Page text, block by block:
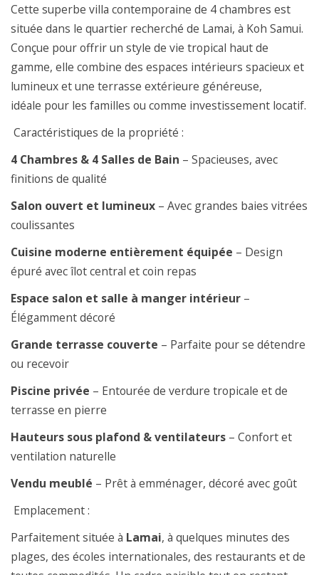
Cette superbe villa contemporaine de 4 chambres est
située dans le quartier recherché de Lamai, à Koh Samui.
Conçue pour offrir un style de vie tropical haut de
gamme, elle combine des espaces intérieurs spacieux et
lumineux et une terrasse extérieure généreuse,
idéale pour les familles ou comme investissement locatif.
Caractéristiques de la propriété :
4 Chambres & 4 Salles de Bain – Spacieuses, avec
finitions de qualité
Salon ouvert et lumineux – Avec grandes baies vitrées
coulissantes
Cuisine moderne entièrement équipée – Design
épuré avec îlot central et coin repas
Espace salon et salle à manger intérieur –
Élégamment décoré
Grande terrasse couverte – Parfaite pour se détendre
ou recevoir
Piscine privée – Entourée de verdure tropicale et de
terrasse en pierre
Hauteurs sous plafond & ventilateurs – Confort et
ventilation naturelle
Vendu meublé – Prêt à emménager, décoré avec goût
Emplacement :
Parfaitement située à Lamai, à quelques minutes des
plages, des écoles internationales, des restaurants et de